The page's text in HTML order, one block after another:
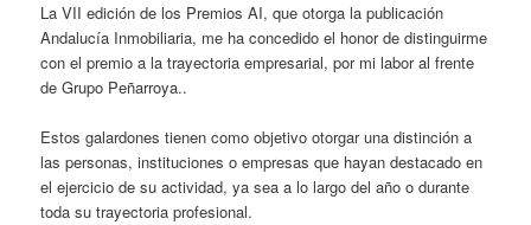
La VII edición de los Premios AI, que otorga la publicación
Andalucía Inmobiliaria, me ha concedido el honor de distinguirme
con el premio a la trayectoria empresarial, por mi labor al frente
de Grupo Peñarroya..
Estos galardones tienen como objetivo otorgar una distinción a
las personas, instituciones o empresas que hayan destacado en
el ejercicio de su actividad, ya sea a lo largo del año o durante
toda su trayectoria profesional.